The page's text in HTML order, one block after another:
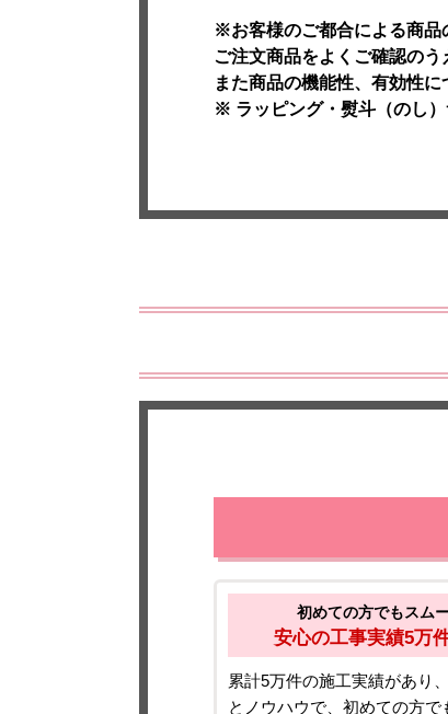
※お客様のご都合による商品
ご注文商品をよくご確認のう
また商品の機能性、有効性に
※ ラッピング・熨斗（のし）
初めての方でもスム
安心の工事実績5万
累計5万件の施工実績があり
とノウハウで、初めての方で